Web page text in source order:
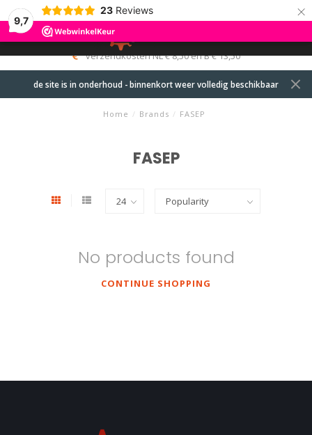
9,7
23 Reviews ×
MENU
0
verzendkosten NL € 8,50 en B € 13,50
de site is in onderhoud - binnenkort weer volledig beschikbaar
Home / Brands / FASEP
FASEP
No products found
CONTINUE SHOPPING